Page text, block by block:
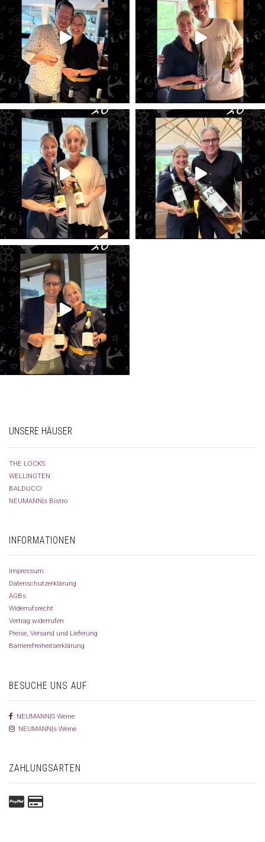
UNSERE HÄUSER
THE LOCKS
WELLINGTEN
BALDUCCI
NEUMANN|s Bistro
INFORMATIONEN
Impressum
Datenschutzerklärung
AGBs
Widerrufsrecht
Vertrag widerrufen
Preise, Versand und Lieferung
Barrierefreiheitserklärung
BESUCHE UNS AUF
NEUMANN|S Weine
NEUMANN|s Weine
ZAHLUNGSARTEN